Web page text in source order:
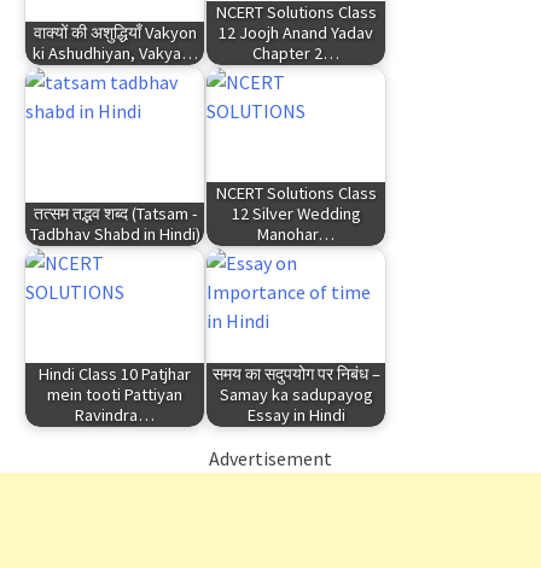
वाक्यों की अशुद्धियाँ Vakyon
ki Ashudhiyan, Vakya…
NCERT Solutions Class
12 Joojh Anand Yadav
Chapter 2…
तत्सम तद्भव शब्द (Tatsam -
Tadbhav Shabd in Hindi)
NCERT Solutions Class
12 Silver Wedding
Manohar…
Hindi Class 10 Patjhar
mein tooti Pattiyan
Ravindra…
समय का सदुपयोग पर निबंध –
Samay ka sadupayog
Essay in Hindi
Advertisement